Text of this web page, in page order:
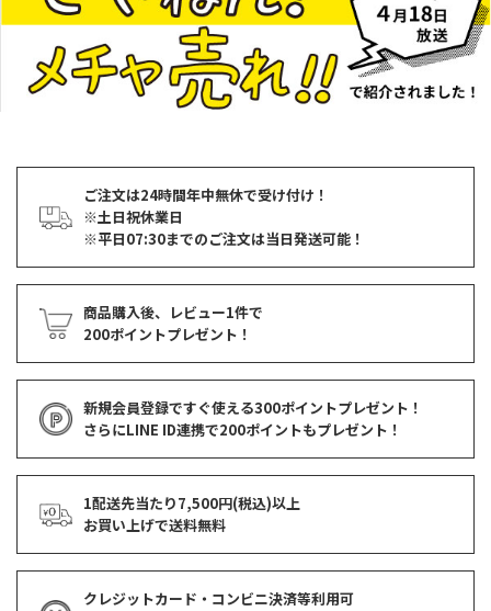
ご注文は24時間年中無休で受け付け！
※土日祝休業日
※平日07:30までのご注文は当日発送可能！
商品購入後、レビュー1件で
200ポイントプレゼント！
新規会員登録ですぐ使える300ポイントプレゼント！
さらにLINE ID連携で200ポイントもプレゼント！
1配送先当たり7,500円(税込)以上
お買い上げで送料無料
クレジットカード・コンビニ決済等利用可